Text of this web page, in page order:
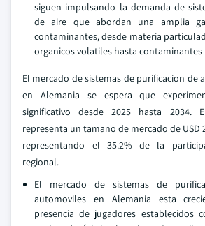
siguen impulsando la demanda de
de aire que abordan una amplia
contaminantes, desde materia
organicos volatiles hasta contaminantes
El mercado de sistemas de purificacion de
en Alemania se espera que
significativo desde 2025 hasta 2034.
representa un tamano de mercado de USD
representando el 35.2% de la
regional.
El mercado de sistemas de
automoviles en Alemania esta
presencia de jugadores establecidos